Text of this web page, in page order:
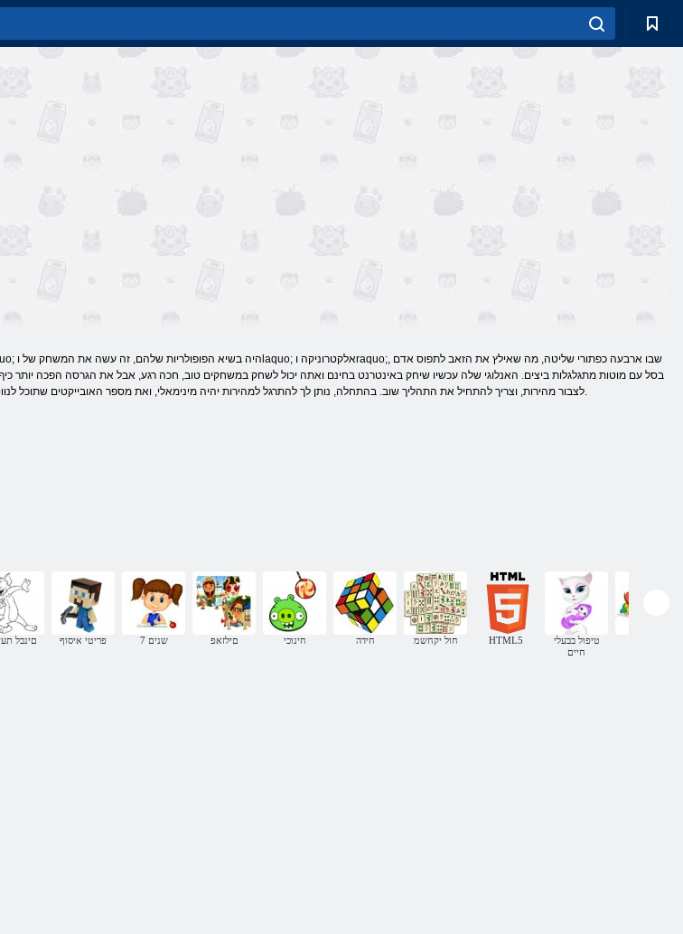
בסל עם מוטות מתגלגלות ביצים. האנלוגי שלה עכשיו שיחק באינטרנט בחינם ואתה יכול לשחק במשחקים טוב, חכה רגע, אבל את הגרסה הפכה יותר
לצבור מהירות, וצריך להתחיל את התהליך שוב. בהתחלה, נותן לך להתרגל למהירות יהיה מינימאלי, ואת מספר האובייקטים שתוכל לנווט במהירות אליהם, אבל המצב במהירות מתחמם.
םינבל פריטי איסוף 7 שנים םילזאפ חינוכי חידה חול יקחשמ HTML5
טיפול בבעלי
חיים